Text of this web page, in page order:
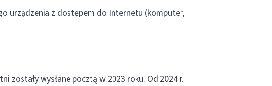
urządzenia z dostępem do Internetu (komputer,
zostały wysłane pocztą w 2023 roku. Od 2024 r.